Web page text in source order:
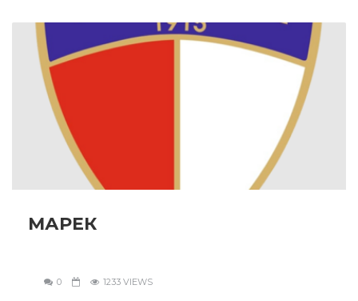
МАРЕК
0 1233 VIEWS